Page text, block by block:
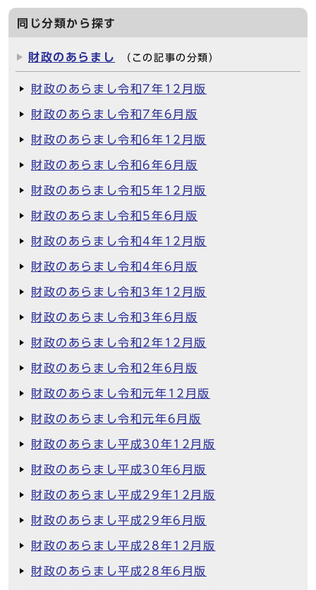
同じ分類から探す
財政のあらまし （この記事の分類）
財政のあらまし令和7年12月版
財政のあらまし令和7年6月版
財政のあらまし令和6年12月版
財政のあらまし令和6年6月版
財政のあらまし令和5年12月版
財政のあらまし令和5年6月版
財政のあらまし令和4年12月版
財政のあらまし令和4年6月版
財政のあらまし令和3年12月版
財政のあらまし令和3年6月版
財政のあらまし令和2年12月版
財政のあらまし令和2年6月版
財政のあらまし令和元年12月版
財政のあらまし令和元年6月版
財政のあらまし平成30年12月版
財政のあらまし平成30年6月版
財政のあらまし平成29年12月版
財政のあらまし平成29年6月版
財政のあらまし平成28年12月版
財政のあらまし平成28年6月版